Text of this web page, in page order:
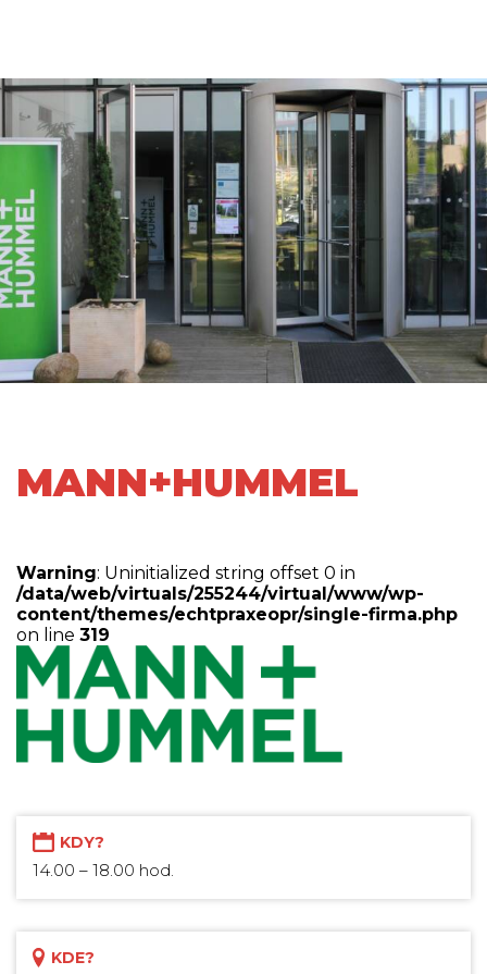
MINULÉ ROČNÍKY
KONTAKT
CZ/
MANN+HUMMEL
Warning: Uninitialized string offset 0 in
/data/web/virtuals/255244/virtual/www/wp-
content/themes/echtpraxeopr/single-firma.php
on line 319
KDY?
14.00 – 18.00 hod.
KDE?